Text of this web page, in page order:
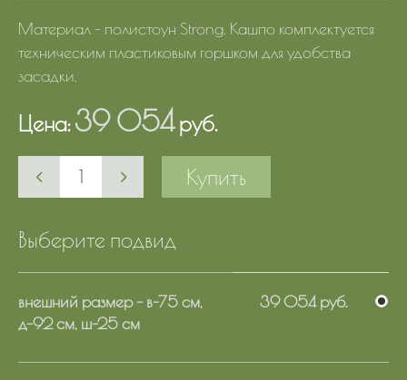
Материал - полистоун Strong. Кашпо комплектуется
техническим пластиковым горшком для удобства
засадки.
Цена:39 054руб.
Купить
Выберите подвид
внешний размер - в-75 см,
д-92 см, ш-25 см
39 054 руб.